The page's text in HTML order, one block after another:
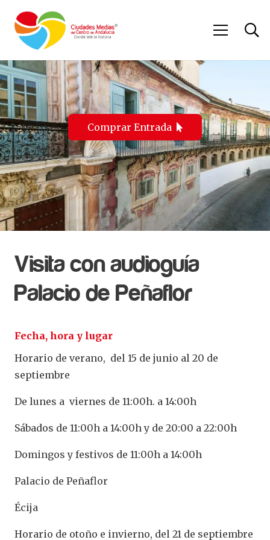
Comprar Entrada
Visita con audioguía
Palacio de Peñaflor
Fecha, hora y lugar
Horario de verano, del 15 de junio al 20 de
septiembre
De lunes a viernes de 11:00h. a 14:00h
Sábados de 11:00h a 14:00h y de 20:00 a 22:00h
Domingos y festivos de 11:00h a 14:00h
Palacio de Peñaflor
Écija
Horario de otoño e invierno, del 21 de septiembre